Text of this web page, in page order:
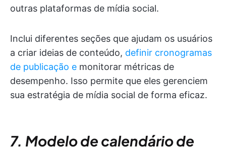
outras plataformas de mídia social.
Inclui diferentes seções que ajudam os usuários
a criar ideias de conteúdo, definir cronogramas
de publicação e monitorar métricas de
desempenho. Isso permite que eles gerenciem
sua estratégia de mídia social de forma eficaz.
7. Modelo de calendário de